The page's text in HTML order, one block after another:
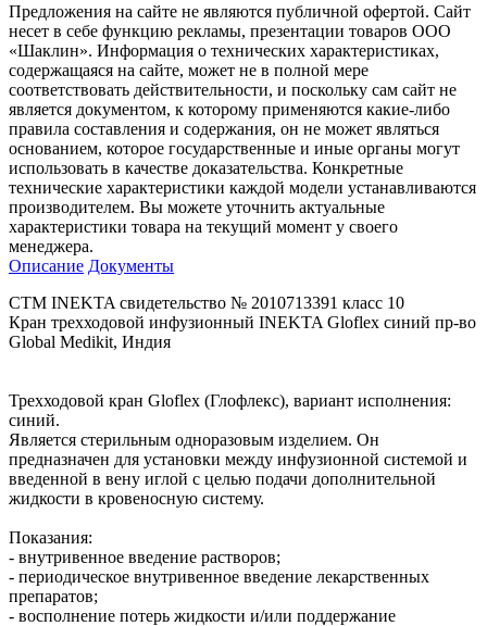
Предложения на сайте не являются публичной офертой. Сайт
несет в себе функцию рекламы, презентации товаров ООО
«Шаклин». Информация о технических характеристиках,
содержащаяся на сайте, может не в полной мере
соответствовать действительности, и поскольку сам сайт не
является документом, к которому применяются какие-либо
правила составления и содержания, он не может являться
основанием, которое государственные и иные органы могут
использовать в качестве доказательства. Конкретные
технические характеристики каждой модели устанавливаются
производителем. Вы можете уточнить актуальные
характеристики товара на текущий момент у своего
менеджера.
Описание Документы
СТМ INEKTA свидетельство № 2010713391 класс 10
Кран трехходовой инфузионный INEKTA Gloflex синий пр-во
Global Medikit, Индия
Трехходовой кран Gloflex (Глофлекс), вариант исполнения:
синий.
Является стерильным одноразовым изделием. Он
предназначен для установки между инфузионной системой и
введенной в вену иглой с целью подачи дополнительной
жидкости в кровеносную систему.
Показания:
- внутривенное введение растворов;
- периодическое внутривенное введение лекарственных
препаратов;
- восполнение потерь жидкости и/или поддержание